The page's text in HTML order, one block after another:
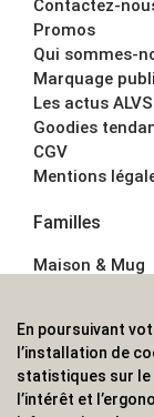
Contactez-
Promos
Qui sommes-
Marquage
Les actus ALVS
Goodies
CGV
Mentions
Familles
Maison & Mug
Écriture
Bagagerie sacs
En poursuivant
l’installation de
statistiques sur le
l’intérêt et